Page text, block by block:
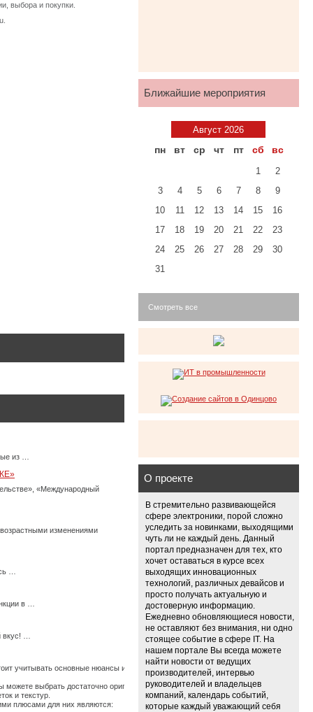
выбора и покупки.
из …
«Международный
изменениями
…
в …
…
учитывать основные нюансы их использования, иначе по истечению времени
выбрать достаточно оригинальные ткани, изготовленные из крапивы,
и текстур.
плюсами для них являются:
Ближайшие мероприятия
Август 2026
пн вт ср чт пт сб вс
1
2
3
4 5 6 7 8
9
10
11 12 13 14 15
16
17
18 19 20 21 22
23
24
25 26 27 28 29
30
31
Смотреть все
О проекте
В стремительно развивающейся
сфере электроники, порой сложно
уследить за новинками, выходящими
чуть ли не каждый день. Данный
портал предназначен для тех, кто
хочет оставаться в курсе всех
выходящих инновационных
технологий, различных девайсов и
просто получать актуальную и
достоверную информацию.
Ежедневно обновляющиеся новости,
не оставляют без внимания, ни одно
стоящее событие в сфере IT. На
нашем портале Вы всегда можете
найти новости от ведущих
производителей, интервью
руководителей и владельцев
компаний, календарь событий,
которые каждый уважающий себя